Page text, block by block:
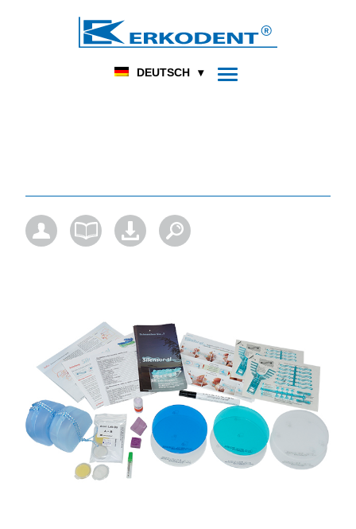
DEUTSCH
DENTAL FUSSORTHOPÄDIE
HOME PRODUKT